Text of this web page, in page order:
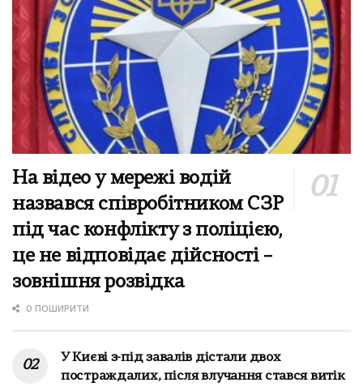
На відео у мережі водій
назвався співробітником СЗР
під час конфлікту з поліцією,
це не відповідає дійсності –
зовнішня розвідка
0 ПОШИРИТИ
У Києві з-під завалів дістали двох
постраждалих, після влучання стався витік